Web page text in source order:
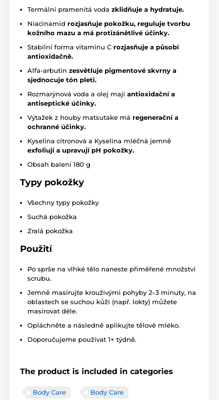
Termální pramenitá voda zklidňuje a hydratuje.
Niacinamid rozjasňuje pokožku, reguluje tvorbu
kožního mazu a má protizánětlivé účinky.
Stabilní forma vitamínu C rozjasňuje a působí
antioxidačně.
Alfa-arbutin zesvětluje pigmentové skvrny a
sjednocuje tón pleti.
Rozmarýnová voda a olej mají antioxidační a
antiseptické účinky.
Výtažek z houby matsutake má regenerační a
ochranné účinky.
Kyselina citronová a Kyselina mléčná jemně
exfoliují a upravují pH pokožky.
Obsah balení 180 g
Typy pokožky
Všechny typy pokožky
Suchá pokožka
Zralá pokožka
Použití
Po sprše na vlhké tělo naneste přiměřené množství
scrubu.
Jemně masírujte krouživými pohyby 2–3 minuty, na
oblastech se suchou kůží (např. lokty) můžete
masírovat déle.
Opláchněte a následně aplikujte tělové mléko.
Doporučujeme používat 1× týdně.
The product is included in categories
Body Care Body Care